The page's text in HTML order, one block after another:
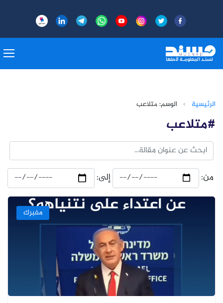
الرئيسية › الوسم: متلاعب
#متلاعب
من: إلى:
مفبرك